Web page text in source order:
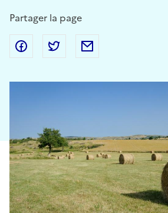
Partager la page
Partager sur Facebook
Partager sur Twitter